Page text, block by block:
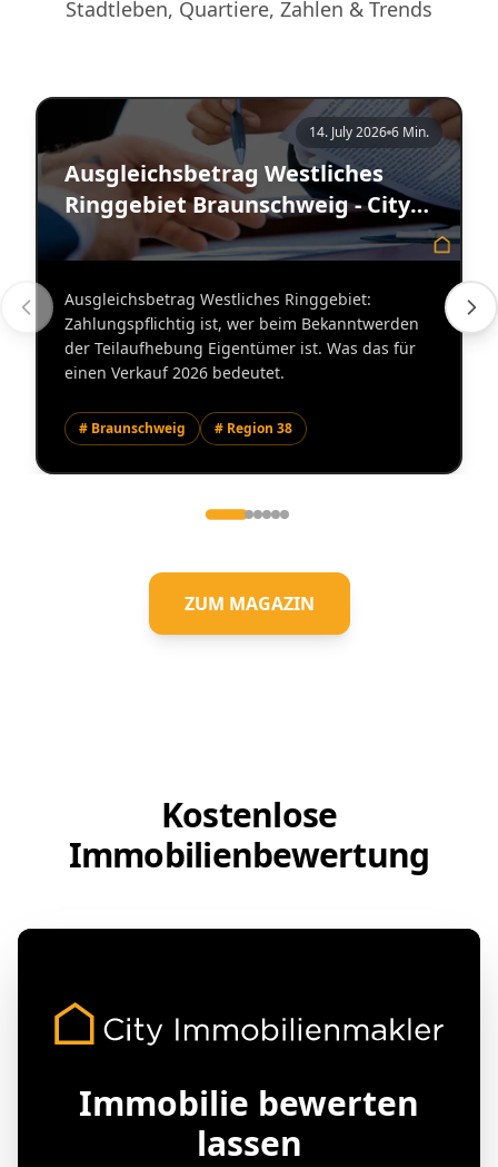
Stadtleben, Quartiere, Zahlen & Trends
14. July 2026 6 Min.
Ausgleichsbetrag Westliches
Ringgebiet Braunschweig - City
Immobilienmakler
Ausgleichsbetrag Westliches Ringgebiet:
Zahlungspflichtig ist, wer beim Bekanntwerden
der Teilaufhebung Eigentümer ist. Was das für
einen Verkauf 2026 bedeutet.
# Braunschweig # Region 38
ZUM MAGAZIN
Kostenlose
Immobilienbewertung
Immobilie bewerten
lassen